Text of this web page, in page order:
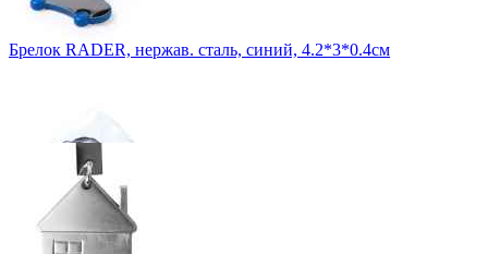
Брелок RADER, нержав. сталь, синий, 4.2*3*0.4см